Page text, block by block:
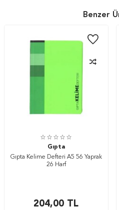
Benzer
Gıpta
Gıpta Kelime Defteri A5 56 Yaprak
26 Harf
204,00 TL